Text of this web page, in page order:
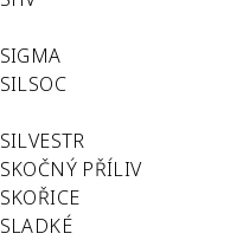
SIGMA
SILSOC
SILVESTR
SKOČNÝ PŘÍLIV
SKOŘICE
SLADKÉ